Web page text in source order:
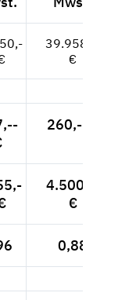
39.958,--
€
260,-- €
4.500,--
€
0,88